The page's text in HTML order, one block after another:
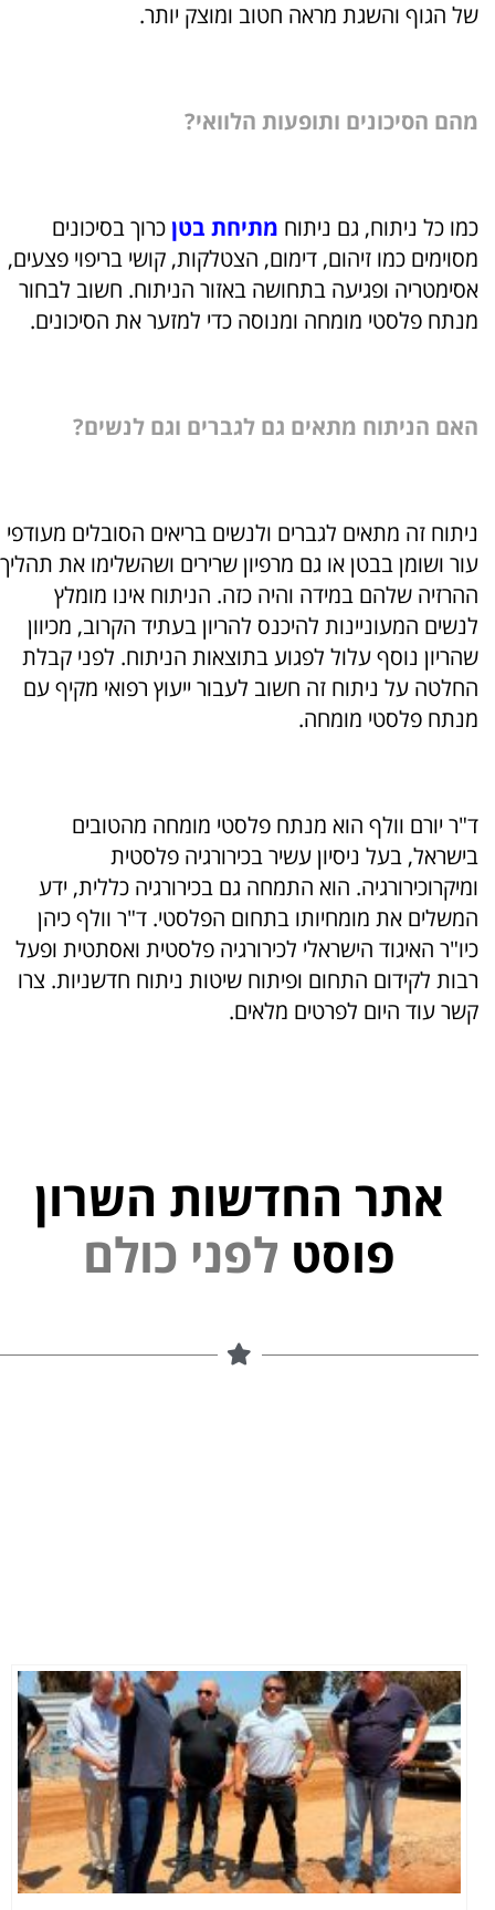
של הגוף והשגת מראה חטוב ומוצק יותר.
מהם הסיכונים ותופעות הלוואי?
כמו כל ניתוח, גם ניתוח מתיחת בטןכרוך בסיכונים
מסוימים כמו זיהום, דימום, הצטלקות, קושי בריפוי פצעים,
אסימטריה ופגיעה בתחושה באזור הניתוח. חשוב לבחור
מנתח פלסטי מומחה ומנוסה כדי למזער את הסיכונים.
האם הניתוח מתאים גם לגברים וגם לנשים?
ניתוח זה מתאים לגברים ולנשים בריאים הסובלים מעודפי
עור ושומן בבטן או גם מרפיון שרירים ושהשלימו את תהליך
ההרזיה שלהם במידה והיה כזה. הניתוח אינו מומלץ
לנשים המעוניינות להיכנס להריון בעתיד הקרוב, מכיוון
שהריון נוסף עלול לפגוע בתוצאות הניתוח. לפני קבלת
החלטה על ניתוח זה חשוב לעבור ייעוץ רפואי מקיף עם
מנתח פלסטי מומחה.
ד"ר יורם וולף הוא מנתח פלסטי מומחה מהטובים
בישראל, בעל ניסיון עשיר בכירורגיה פלסטית
ומיקרוכירורגיה. הוא התמחה גם בכירורגיה כללית, ידע
המשלים את מומחיותו בתחום הפלסטי. ד"ר וולף כיהן
כיו"ר האיגוד הישראלי לכירורגיה פלסטית ואסתטית ופעל
רבות לקידום התחום ופיתוח שיטות ניתוח חדשניות. צרו
קשר עוד היום לפרטים מלאים.
אתר החדשות השרון
פוסט
ל ם